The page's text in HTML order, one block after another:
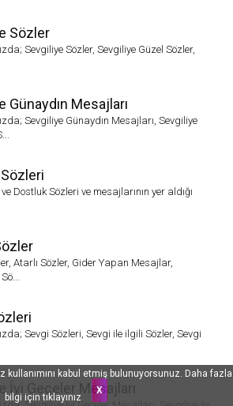
Sözler
Sevgiliye Sözler, Sevgiliye Güzel Sözler,
Günaydın Mesajları
Sevgiliye Günaydın Mesajları, Sevgiliye
Dostluk Sözleri ve mesajlarının yer aldığı
Atarlı Sözler, Gider Yapan Mesajlar,
Sevgi Sözleri, Sevgi ile ilgili Sözler, Sevgi
İyi Geceler Mesajları
kullanımını kabul etmiş bulunuyorsunuz. Daha fazla
bilgi içintıklayınız
X